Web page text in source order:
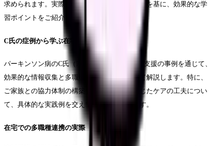
求められます。実際の訪問看護の現場での経験を基に、効果的な学
習ポイントをご紹介します。
C氏の症例から学ぶ在宅ケア
パーキンソン病のC氏（70代男性）の在宅療養支援の事例を通じて、
効果的な情報収集と多職種連携の実際について解説します。特に、
ご家族との協力体制の構築や、生活環境に応じたケアの工夫につい
て、具体的な実践例を交えて説明していきます。
在宅での多職種連携の実際